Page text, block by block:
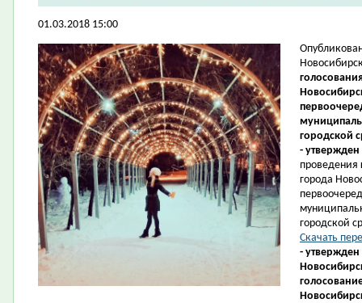
01.03.2018 15:00
городской
-
проведения
города
городской
Скачать
- утвержден